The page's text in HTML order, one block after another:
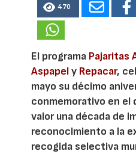
470
El programa Pajaritas
Aspapely Repacar,
mayo su décimo
conmemorativo en el
valor una década de
reconocimiento a la
recogida selectiva